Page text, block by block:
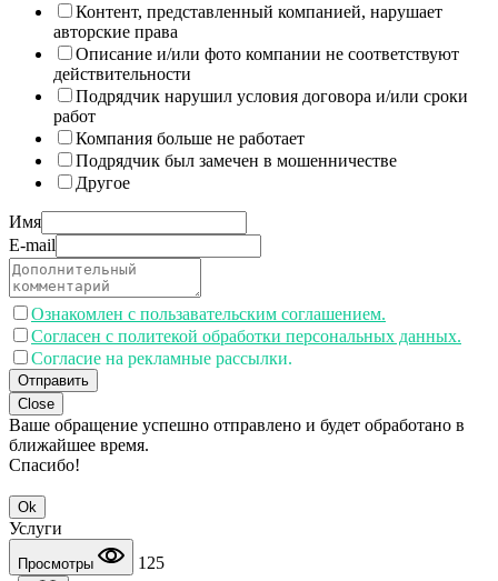
Контент, представленный компанией, нарушает
авторские права
Описание и/или фото компании не соответствуют
действительности
Подрядчик нарушил условия договора и/или сроки
работ
Компания больше не работает
Подрядчик был замечен в мошенничестве
Другое
Имя
E-mail
Ознакомлен с пользавательским соглашением.
Согласен с политекой обработки персональных данных.
Согласие на рекламные рассылки.
Отправить
Close
Ваше обращение успешно отправлено и будет обработано в
ближайшее время.
Спасибо!
Ok
Услуги
Просмотры 125